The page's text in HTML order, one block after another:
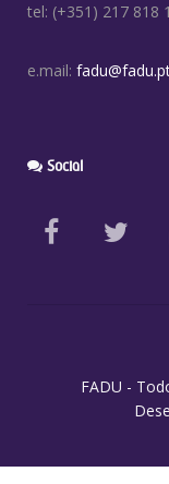
tel: (+351) 217 818
e.mail:
Social
FADU -